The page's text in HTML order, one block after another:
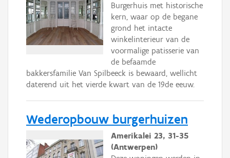
Burgerhuis met historische
kern, waar op de begane
grond het intacte
winkelinterieur van de
voormalige patisserie van
de befaamde
bakkersfamilie Van Spilbeeck is bewaard, wellicht
daterend uit het vierde kwart van de 19de eeuw.
Wederopbouw burgerhuizen
Amerikalei 23, 31-35
(Antwerpen)